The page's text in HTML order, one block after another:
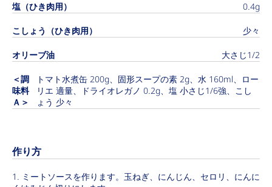
塩（ひき肉用）
0.4g
こしょう（ひき肉用）
少々
オリーブ油
大さじ1/2
＜調
味料
Ａ＞
トマト水煮缶 200g、固形スープの素 2g、水 160ml、ロー
リエ 適量、ドライオレガノ 0.2g、塩 小さじ1/6強、こし
ょう 少々
作り方
ミートソースを作ります。玉ねぎ、にんじん、セロリ、にんに